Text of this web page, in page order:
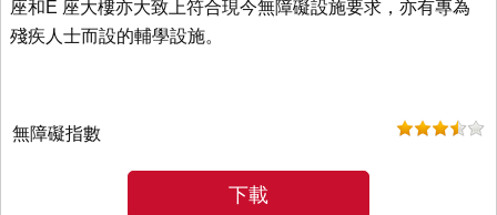
座和E 座大樓亦大致上符合現今無障礙設施要求，亦有專為
殘疾人士而設的輔學設施。
無障礙指數
下載